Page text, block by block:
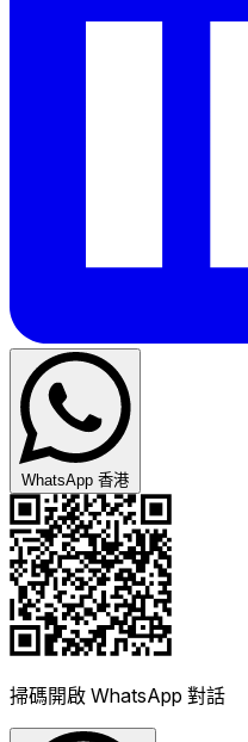
WhatsApp 香港
掃碼開啟 WhatsApp 對話